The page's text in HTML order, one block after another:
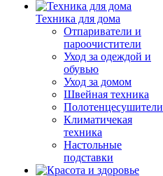
Техника для дома
Отпариватели и
пароочистители
Уход за одеждой и
обувью
Уход за домом
Швейная техника
Полотенцесушители
Климатичекая
техника
Настольные
подставки